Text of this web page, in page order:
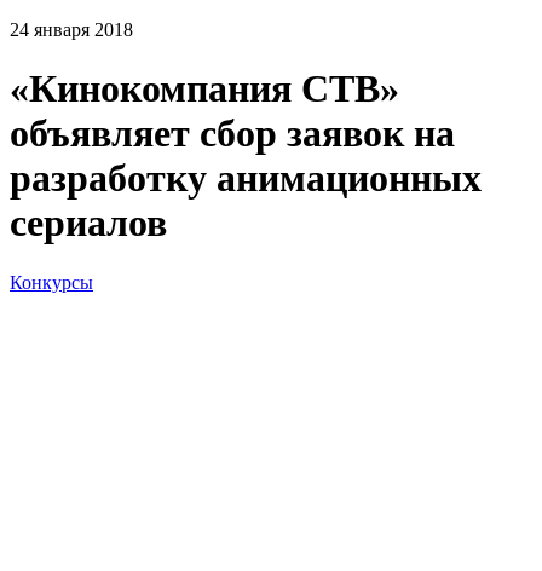
24 января 2018
«Кинокомпания СТВ»
объявляет сбор заявок на
разработку анимационных
сериалов
Конкурсы